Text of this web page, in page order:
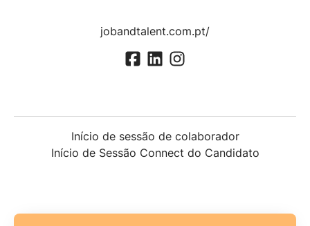
jobandtalent.com.pt/
Início de sessão de colaborador
Início de Sessão Connect do Candidato